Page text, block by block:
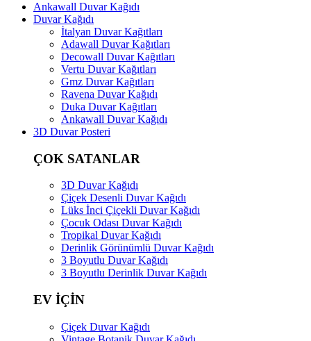
Ankawall Duvar Kağıdı
Duvar Kağıdı
İtalyan Duvar Kağıtları
Adawall Duvar Kağıtları
Decowall Duvar Kağıtları
Vertu Duvar Kağıtları
Gmz Duvar Kağıtları
Ravena Duvar Kağıdı
Duka Duvar Kağıtları
Ankawall Duvar Kağıdı
3D Duvar Posteri
ÇOK SATANLAR
3D Duvar Kağıdı
Çiçek Desenli Duvar Kağıdı
Lüks İnci Çiçekli Duvar Kağıdı
Çocuk Odası Duvar Kağıdı
Tropikal Duvar Kağıdı
Derinlik Görünümlü Duvar Kağıdı
3 Boyutlu Duvar Kağıdı
3 Boyutlu Derinlik Duvar Kağıdı
EV İÇİN
Çiçek Duvar Kağıdı